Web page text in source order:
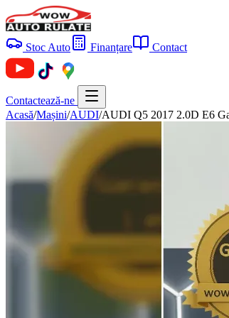
Stoc Auto Finanțare Contact
Contactează-ne
Acasă/Mașini/AUDI/AUDI Q5 2017 2.0D E6